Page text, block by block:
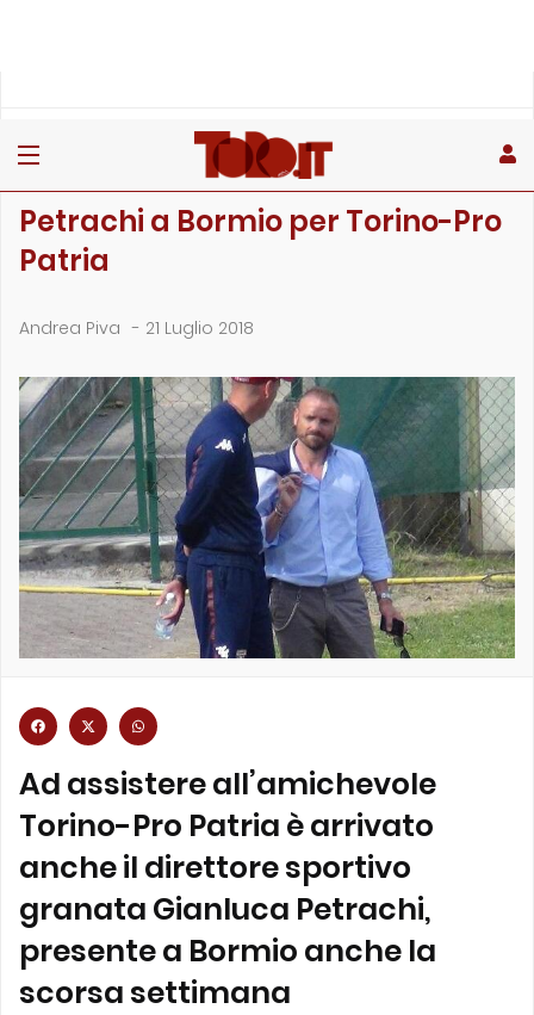
Petrachi a Bormio per Torino-Pro
Patria
Andrea Piva - 21 Luglio 2018
Ad assistere all’amichevole
Torino-Pro Patria è arrivato
anche il direttore sportivo
granata Gianluca Petrachi,
presente a Bormio anche la
scorsa settimana